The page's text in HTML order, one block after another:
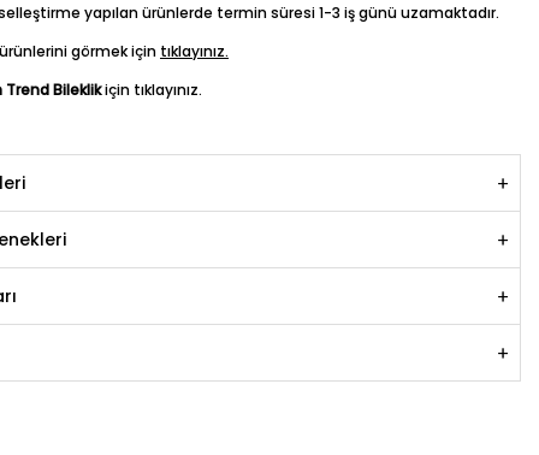
yapılan ürünlerde termin süresi 1-3 iş günü uzamaktadır.
görmek için tıklayınız.
Trend Bileklikiçin tıklayınız.